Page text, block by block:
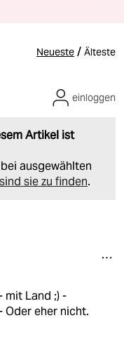
Neueste / Älteste
Artikel ist
ausgewählten
sie zu finden.
einloggen
mit Land ;) -
Oder eher nicht.